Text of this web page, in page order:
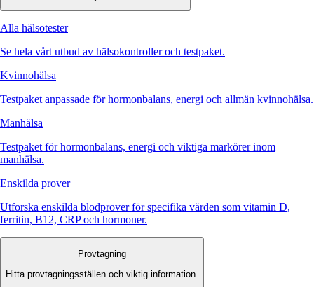
Alla hälsotester
Se hela vårt utbud av hälsokontroller och testpaket.
Kvinnohälsa
Testpaket anpassade för hormonbalans, energi och allmän kvinnohälsa.
Manhälsa
Testpaket för hormonbalans, energi och viktiga markörer inom
manhälsa.
Enskilda prover
Utforska enskilda blodprover för specifika värden som vitamin D,
ferritin, B12, CRP och hormoner.
Provtagning
Hitta provtagningsställen och viktig information.